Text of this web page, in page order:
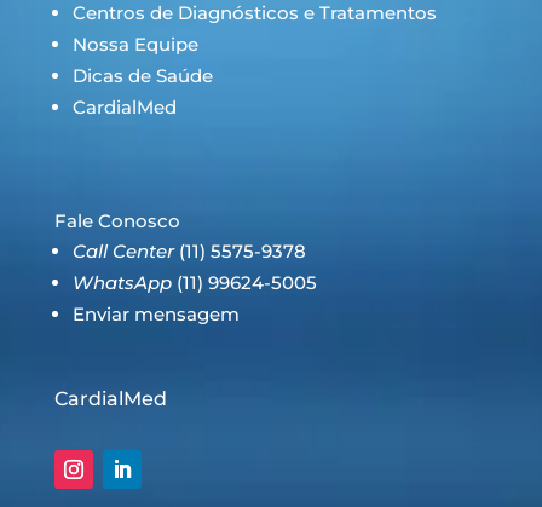
Centros de Diagnósticos e Tratamentos
Nossa Equipe
Dicas de Saúde
CardialMed
Fale Conosco
Call Center(11) 5575-9378
WhatsApp (11) 99624-5005
Enviar mensagem
CardialMed